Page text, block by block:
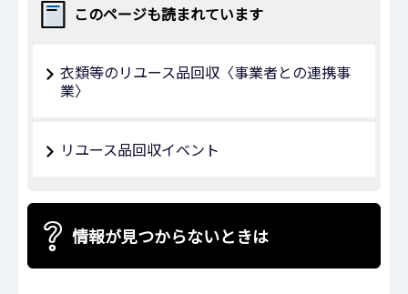
このページも読まれています
衣類等のリユース品回収〈事業者との連携事
業〉
リユース品回収イベント
情報が見つからないときは